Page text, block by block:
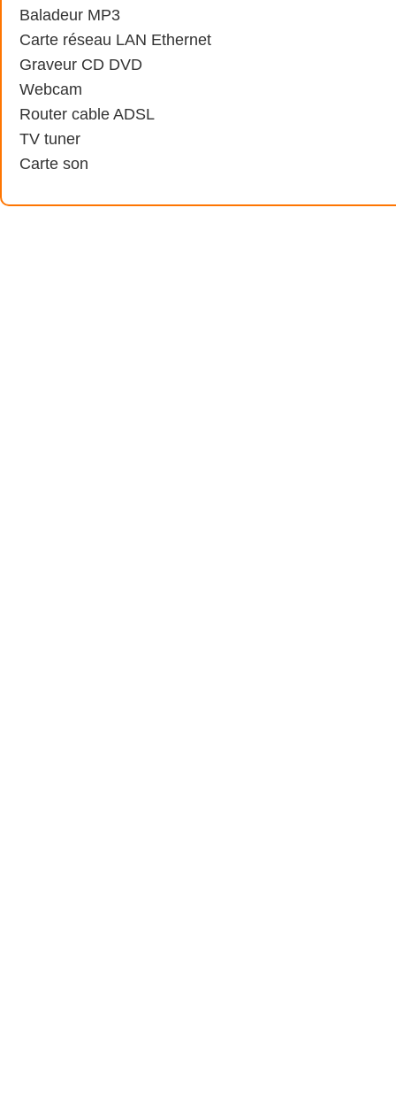
Baladeur MP3
Carte réseau LAN Ethernet
Graveur CD DVD
Webcam
Router cable ADSL
TV tuner
Carte son